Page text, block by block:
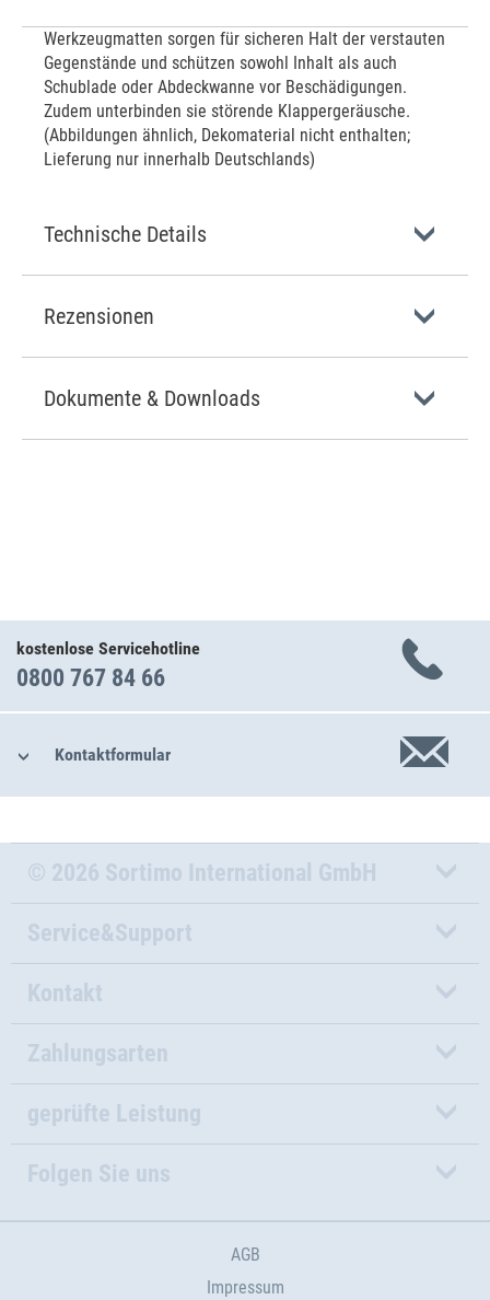
Werkzeugmatten sorgen für sicheren Halt der verstauten
Gegenstände und schützen sowohl Inhalt als auch
Schublade oder Abdeckwanne vor Beschädigungen.
Zudem unterbinden sie störende Klappergeräusche.
(Abbildungen ähnlich, Dekomaterial nicht enthalten;
Lieferung nur innerhalb Deutschlands)
Technische Details
Rezensionen
Dokumente & Downloads
kostenlose Servicehotline
0800 767 84 66
Kontaktformular
© 2026 Sortimo International GmbH
Service&Support
Kontakt
Zahlungsarten
geprüfte Leistung
Folgen Sie uns
AGB
Impressum